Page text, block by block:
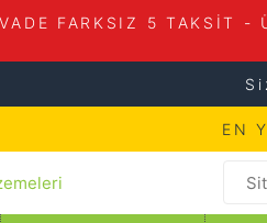
FARKSIZ 5 TAKSİT -
EN